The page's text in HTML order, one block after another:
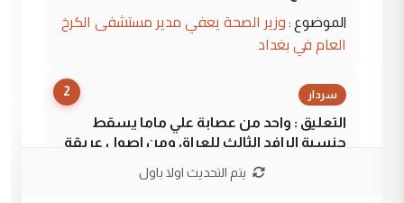
الموضوع : وزير الصحة يعفي مدير مستشفى الكرخ
العام في بغداد
2 سردار
التعليق : واحد من عصابة علي ماما يسقط
جنسية الرافد الثالث للعراق ومن اصول عريقة
يتم التحديث اولا باول